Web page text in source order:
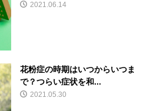
2021.06.14
花粉症の時期はいつからいつま
で？つらい症状を和...
2021.05.30